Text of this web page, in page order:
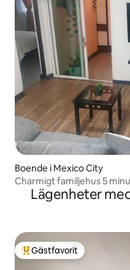
Boende i Mexico City
Charmigt familjehus 5
Lägenheter
Populär gästfavorit
Gästfavorit